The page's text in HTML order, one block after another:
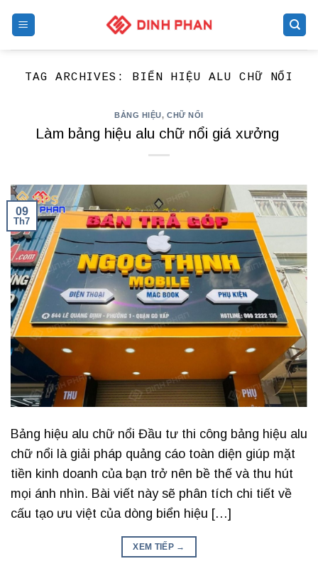
TAG ARCHIVES: BIỂN HIỆU ALU CHỮ NỔI
BẢNG HIỆU,CHỮ NỔI
Làm bảng hiệu alu chữ nổi giá xưởng
09
Th7
Bảng hiệu alu chữ nổi Đầu tư thi công bảng hiệu alu
chữ nổi là giải pháp quảng cáo toàn diện giúp mặt
tiền kinh doanh của bạn trở nên bề thế và thu hút
mọi ánh nhìn. Bài viết này sẽ phân tích chi tiết về
cấu tạo ưu việt của dòng biển hiệu […]
XEM TIẾP →